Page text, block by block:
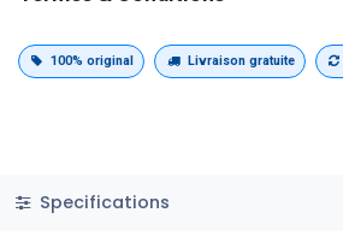
100% original Livraison gratuite
Specifications